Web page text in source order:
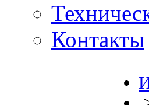
Контакты